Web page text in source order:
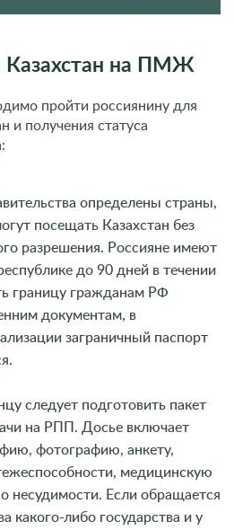
Казахстан на ПМЖ
пройти россиянину для
и получения статуса
определены страны,
посещать Казахстан без
разрешения. Россияне имеют
до 90 дней в течении
границу гражданам РФ
документам, в
заграничный паспорт
следует подготовить пакет
на РПП. Досье включает
фотографию, анкету,
медицинскую
несудимости. Если обращается
какого-либо государства и у